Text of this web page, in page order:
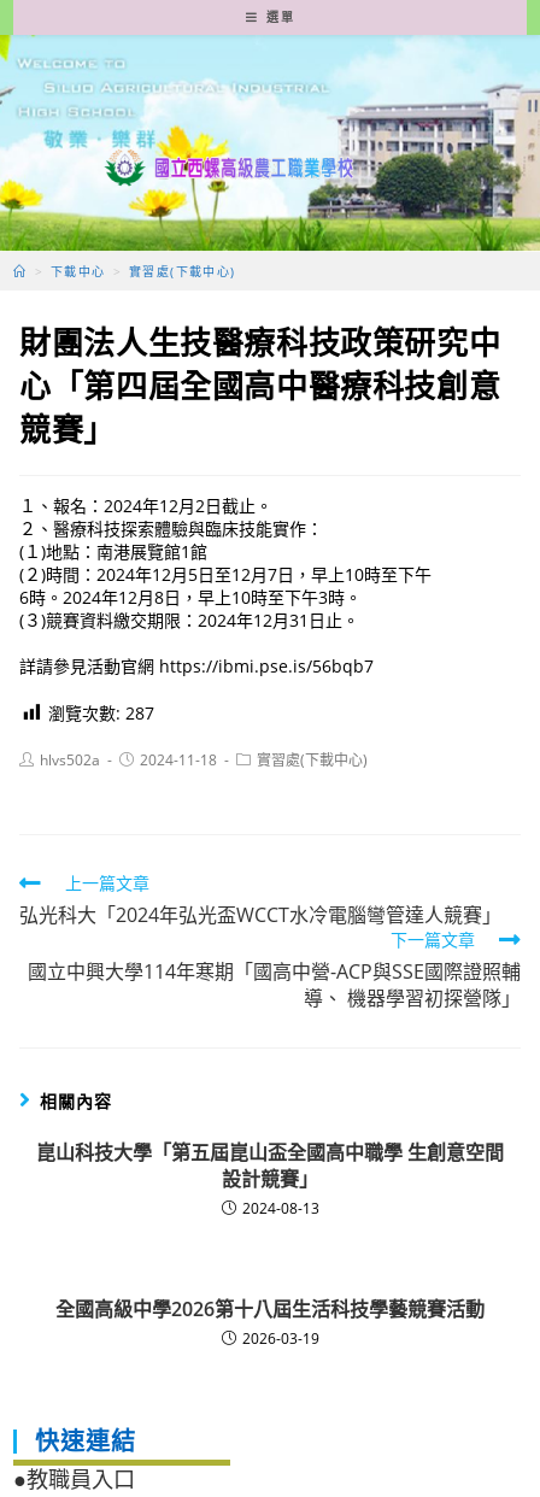
轉
至
要
容
選單
> 下載中心 > 實習處(下載中心)
財團法人生技醫療科技政策研究中
心「第四屆全國高中醫療科技創意
競賽」
１、報名：2024年12月2日截止。
２、醫療科技探索體驗與臨床技能實作：
(１)地點：南港展覽館1館
(２)時間：2024年12月5日至12月7日，早上10時至下午
6時。2024年12月8日，早上10時至下午3時。
(３)競賽資料繳交期限：2024年12月31日止。
詳請參見活動官網 https://ibmi.pse.is/56bqb7
瀏覽次數: 287
Posthlvs502a
Post2024-11-18
Post實習處(下載中心)
Read
more
articles
上一篇文章
弘光科大「2024年弘光盃WCCT水冷電腦彎管達人競賽」
下一篇文章
國立中興大學114年寒期「國高中營-ACP與SSE國際證照輔
導、 機器學習初探營隊」
相關內容
崑山科技大學「第五屆崑山盃全國高中職學 生創意空間
設計競賽」
2024-08-13
全國高級中學2026第十八屆生活科技學藝競賽活動
2026-03-19
快速連結
●教職員入口